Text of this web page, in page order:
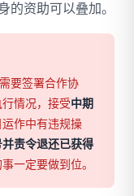
的资助可以叠加。
要签署合作协
情况，接受中期
作中有违规操
责令退还已获得
一定要做到位。